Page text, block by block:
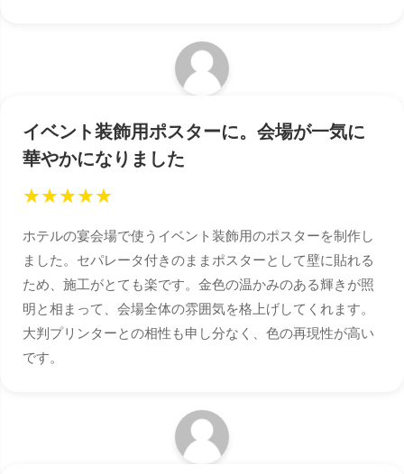
イベント装飾用ポスターに。会場が一気に
華やかになりました
★★★★★
ホテルの宴会場で使うイベント装飾用のポスターを制作し
ました。セパレータ付きのままポスターとして壁に貼れる
ため、施工がとても楽です。金色の温かみのある輝きが照
明と相まって、会場全体の雰囲気を格上げしてくれます。
大判プリンターとの相性も申し分なく、色の再現性が高い
です。